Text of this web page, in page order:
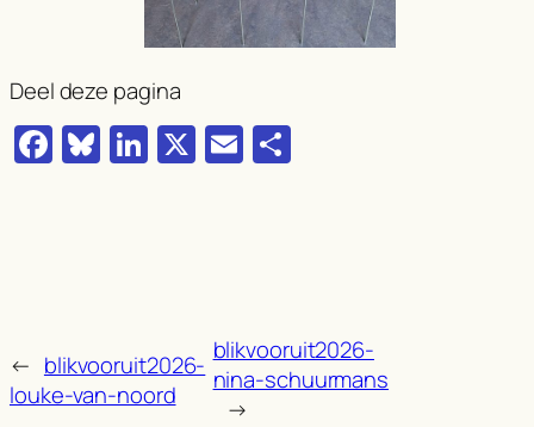
Deel deze pagina
Facebook
Bluesky
LinkedIn
X Email
← blikvooruit2026-
louke-van-noord
blikvooruit2026-
nina-schuurmans
→